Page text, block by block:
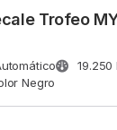
Trofeo
19.250
Negro